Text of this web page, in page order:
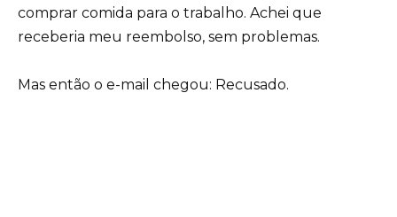
comprar comida para o trabalho. Achei que
receberia meu reembolso, sem problemas.
Mas então o e-mail chegou: Recusado.